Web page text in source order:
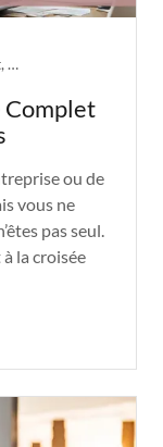
Accompagnement, Démarrage entreprise
Complet
ou de
vous ne
pas seul.
la croisée